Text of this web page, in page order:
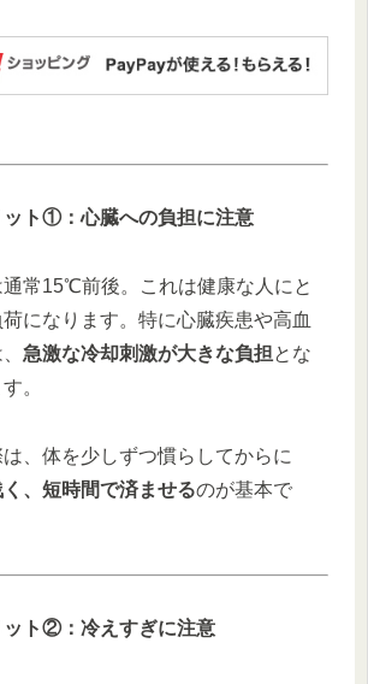
ット①：心臓への負担に注意
常15℃前後。これは健康な人にと
になります。特に心臓疾患や高血
急激な冷却刺激が大きな負担とな
。
、体を少しずつ慣らしてからに
、短時間で済ませるのが基本で
ット②：冷えすぎに注意